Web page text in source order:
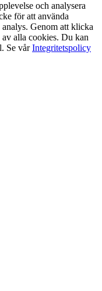
och analysera
för att använda
Genom att klicka
alla cookies. Du kan
Se vårIntegritetspolicy